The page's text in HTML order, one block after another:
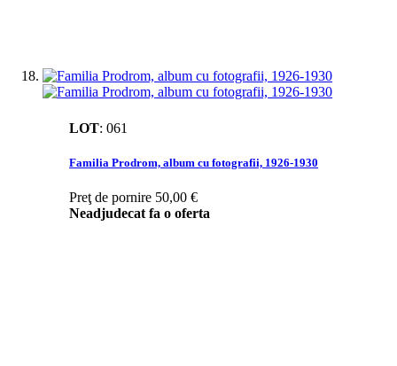
LOT: 061
Familia Prodrom, album cu fotografii, 1926-1930
Preţ de pornire 50,00 €
Neadjudecat fa o oferta